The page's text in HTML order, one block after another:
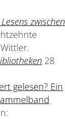
zwischen
28
gelesen? Ein